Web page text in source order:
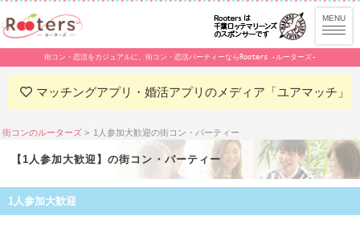
街コン・恋活をカジュアルに。街コン・恋活パーティーならRooters -ルーターズ-
マッチングアプリ・婚活アプリのメディア「ユアマッチ」
街コンのルーターズ 1人参加大歓迎の街コン・パーティー
【1人参加大歓迎】の街コン・パーティー
1人参加大歓迎